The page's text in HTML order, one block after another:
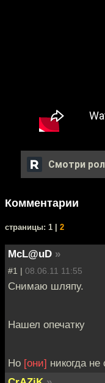
Смотри
Комментарии
cтраницы: 1 | 2
McL@uD »
#1 | 08.06.11 11:55
Снимаю шляпу.
Нашел опечатку
Но [они] никогда